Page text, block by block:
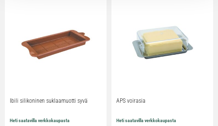
Ibili silikoninen suklaamuotti syvä
Heti saatavilla verkkokaupasta
APS voirasia
Heti saatavilla verkkokaupasta